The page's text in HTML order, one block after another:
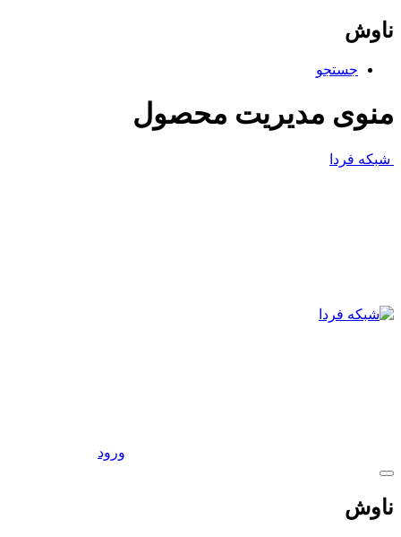
ناوش
جستجو
منوی مدیریت محصول
شبکه فردا
ورود
ناوش